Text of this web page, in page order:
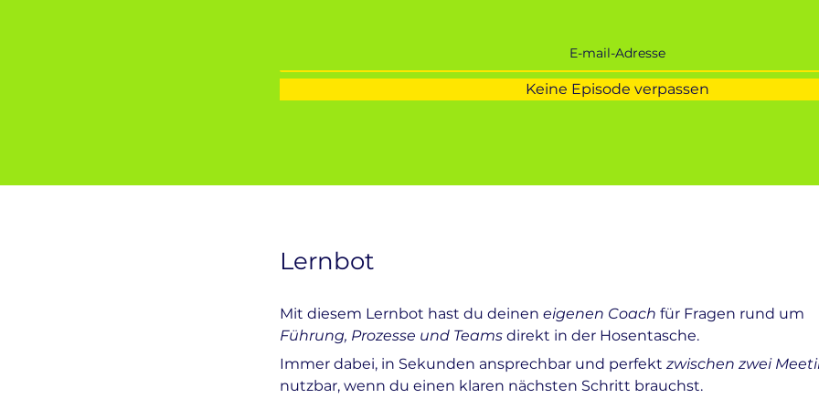
Keine Episode verpassen
Lernbot
Mit diesem Lernbot hast du deinen eigenen Coach für Fragen rund um
Führung, Prozesse und Teams direkt in der Hosentasche.
Immer dabei, in Sekunden ansprechbar und perfekt zwischen zwei
nutzbar, wenn du einen klaren nächsten Schritt brauchst.